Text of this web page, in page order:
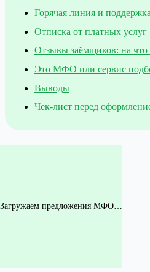
Горячая линия и поддержка
Отписка от платных услуг
Отзывы заёмщиков: на что
Это МФО или сервис
Выводы
Чек-лист перед
Загружаем предложения МФО…